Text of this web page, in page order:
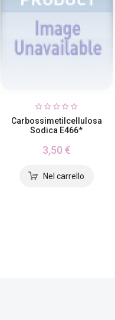
Carbossimetilcellulosa
Sodica E466*
3,50 €